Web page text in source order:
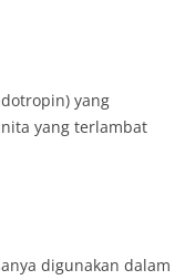
yang
yang terlambat
digunakan dalam